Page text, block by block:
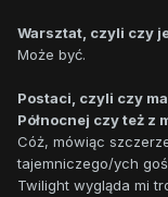
Warsztat, czyli czy
Może być.
Postaci, czyli czy
Północnej czy też z
Cóż, mówiąc
tajemniczego/ych
Twilight wygląda mi